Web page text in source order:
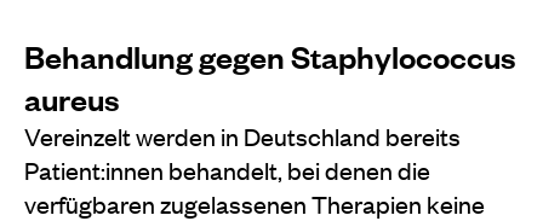
Behandlung gegen Staphylococcus
aureus
Vereinzelt werden in Deutschland bereits
Patient:innen behandelt, bei denen die
verfügbaren zugelassenen Therapien keine